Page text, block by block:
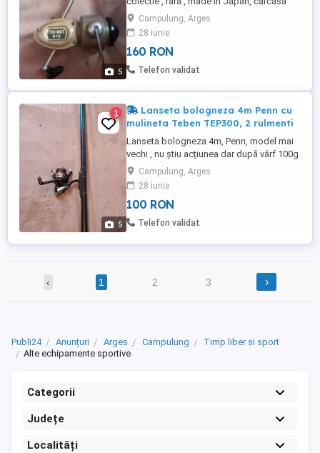
5
metalica , stare foarte buna.
Campulung, Arges
28 iunie
160 RON
Telefon validat
5
1
Lanseta bologneza 4m Penn cu
mulineta Teben TEP300, 2 rulmenti
Lanseta bologneza 4m, Penn, model mai
vechi , nu știu acțiunea dar după vârf 100g
cel puțin cu mulineta Teben 3000, 2
rulmenti , tambur grafit plin cu fir gata de
pescuit. Preț pachet 100 ron
Campulung, Arges
28 iunie
100 RON
Telefon validat
‹ 1 2 3 ›
Publi24 Anunțuri Arges Campulung
Timp liber si sport
Alte echipamente sportive
Categorii
Județe
Localități